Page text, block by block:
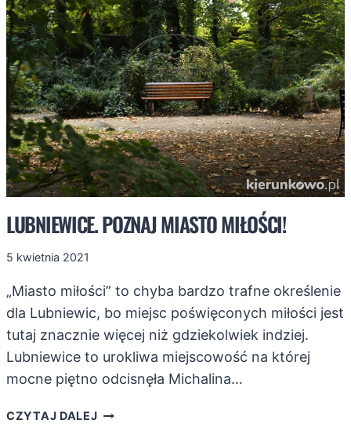
LUBNIEWICE. POZNAJ MIASTO MIŁOŚCI!
5 kwietnia 2021
„Miasto miłości” to chyba bardzo trafne określenie
dla Lubniewic, bo miejsc poświęconych miłości jest
tutaj znacznie więcej niż gdziekolwiek indziej.
Lubniewice to urokliwa miejscowość na której
mocne piętno odcisnęła Michalina…
CZYTAJ DALEJLUBNIEWICE.